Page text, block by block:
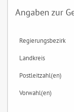
Angaben zur
Regierungsbezirk
Landkreis
Postleitzahl(en)
Vorwahl(en)